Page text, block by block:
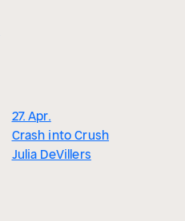
27. Apr.
Crash into Crush
Julia DeVillers